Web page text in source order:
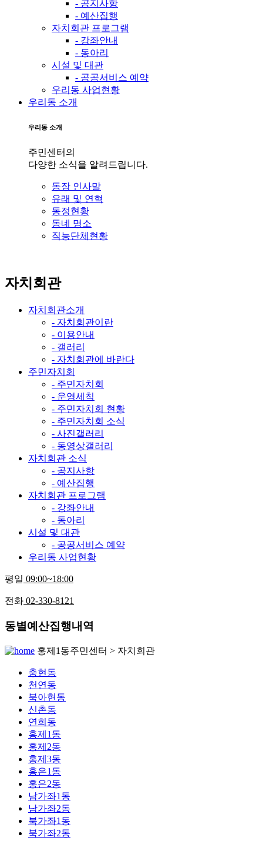
- 공지사항
- 예산집행
자치회관 프로그램
- 강좌안내
- 동아리
시설 및 대관
- 공공서비스 예약
우리동 사업현황
우리동 소개
우리동 소개
주민센터의
다양한 소식을 알려드립니다.
동장 인사말
유래 및 연혁
동정현황
동네 명소
직능단체현황
자치회관
자치회관소개
- 자치회관이란
- 이용안내
- 갤러리
- 자치회관에 바란다
주민자치회
- 주민자치회
- 운영세칙
- 주민자치회 현황
- 주민자치회 소식
- 사진갤러리
- 동영상갤러리
자치회관 소식
- 공지사항
- 예산집행
자치회관 프로그램
- 강좌안내
- 동아리
시설 및 대관
- 공공서비스 예약
우리동 사업현황
평일 09:00~18:00
전화 02-330-8121
동별예산집행내역
홍제1동주민센터 > 자치회관
충현동
천연동
북아현동
신촌동
연희동
홍제1동
홍제2동
홍제3동
홍은1동
홍은2동
남가좌1동
남가좌2동
북가좌1동
북가좌2동